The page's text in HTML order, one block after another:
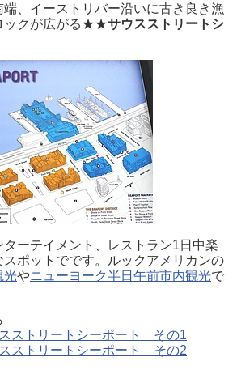
、イーストリバー沿いに古き良き漁
ックが広がる★★サウスストリートシ
ターテイメント、レストラン1日中楽
スポットでです。ルックアメリカンの
光やニューヨーク半日午前市内観光で
ストリートシーポート その1
ストリートシーポート その2